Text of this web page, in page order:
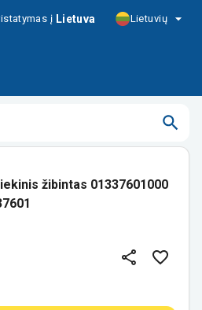
į Lietuva Lietuvių
žibintas 01337601000